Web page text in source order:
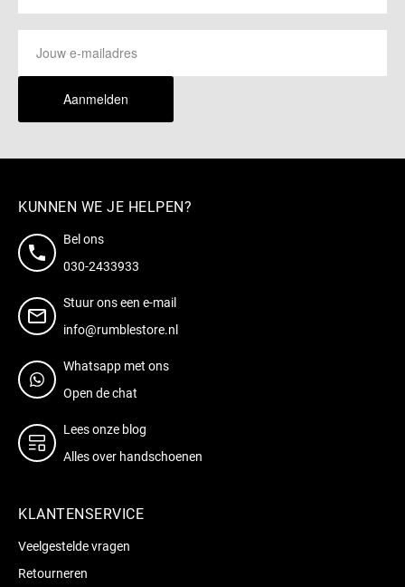
Aanmelden
KUNNEN WE JE HELPEN?
Bel ons
030-2433933
Stuur ons een e-mail
info@rumblestore.nl
Whatsapp met ons
Open de chat
Lees onze blog
Alles over handschoenen
KLANTENSERVICE
Veelgestelde vragen
Retourneren